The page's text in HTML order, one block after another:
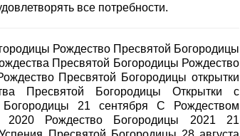
все потребности.
Рождество Пресвятой Богородицы
Пресвятой Богородицы Рождество
Пресвятой Богородицы открытки
Пресвятой Богородицы Открытки с
Богородицы 21 сентября С Рождеством
2020 Рождество Богородицы 2021 21